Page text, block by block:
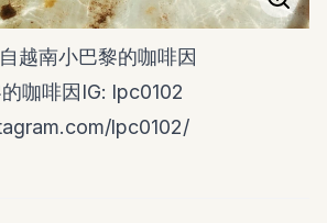
越南小巴黎的咖啡因
咖啡因IG: lpc0102
lpc0102/